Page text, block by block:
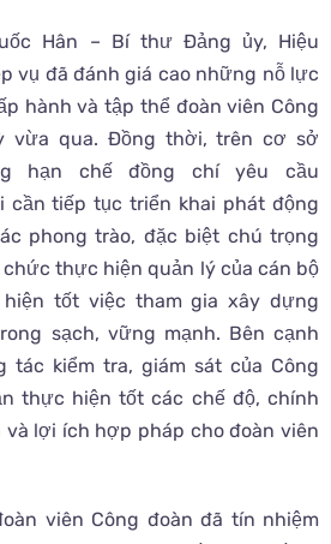
Hân – Bí thư Đảng ủy, Hiệu
vụ đã đánh giá cao những nỗ lực
hành và tập thể đoàn viên Công
vừa qua. Đồng thời, trên cơ sở
hạn chế đồng chí yêu cầu
cần tiếp tục triển khai phát động
phong trào, đặc biệt chú trọng
thực hiện quản lý của cán bộ
tốt việc tham gia xây dựng
sạch, vững mạnh. Bên cạnh
tác kiểm tra, giám sát của Công
thực hiện tốt các chế độ, chính
và lợi ích hợp pháp cho đoàn viên
viên Công đoàn đã tín nhiệm